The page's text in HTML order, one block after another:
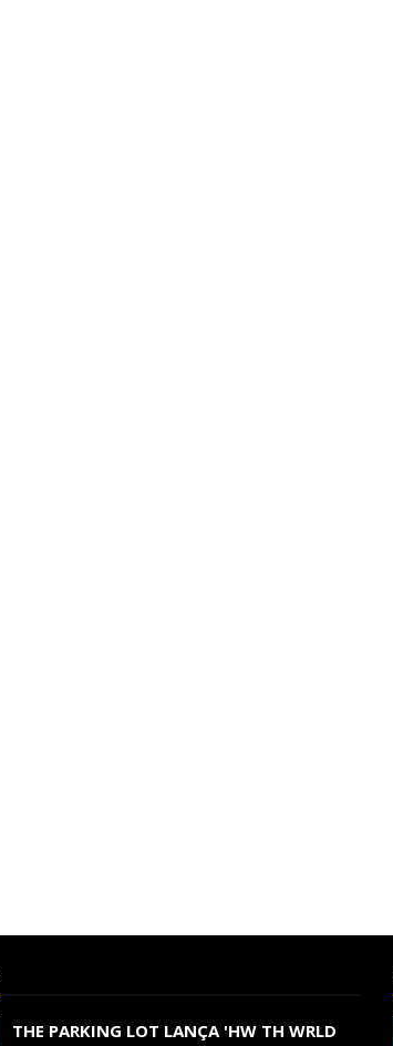
THE PARKING LOT LANÇA 'HW TH WRLD